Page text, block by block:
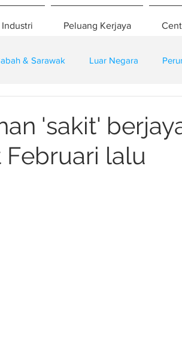
Peluang Kerjaya
& Sarawak Luar Negara
'sakit'
lalu